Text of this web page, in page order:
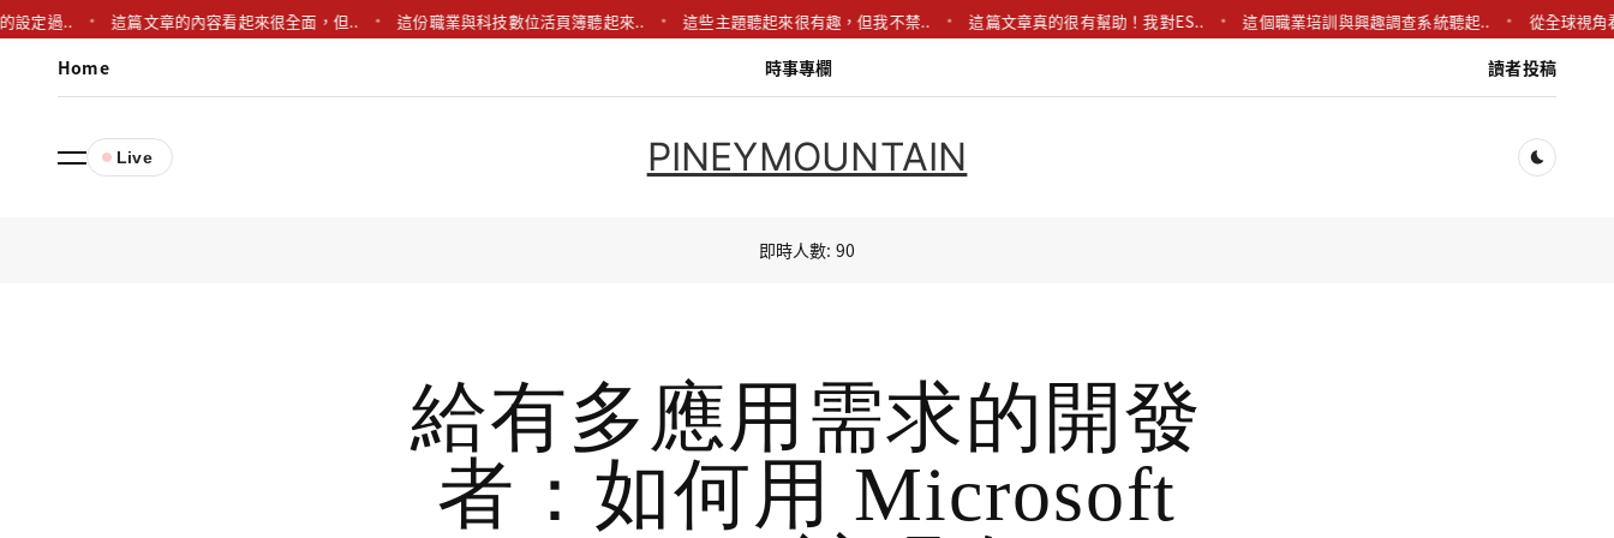
設定過.. 這篇文章的內容看起來很全面，但.. 這份職業與科技數位活頁簿聽起來.. 這些主題聽起來很有趣，但我不禁.. 這篇文章真的很有幫助！我對ES.. 這個職業培訓與興趣調查系統聽起.. 從全球視角
Home 時事專欄 讀者投稿
Live PINEYMOUNTAIN
即時人數: 90
給有多應用需求的開發
者：如何用 Microsoft